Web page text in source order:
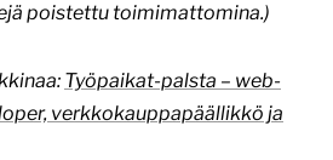
poistettu toimimattomina.)
Työpaikat-palsta – web-
verkkokauppapäällikkö ja